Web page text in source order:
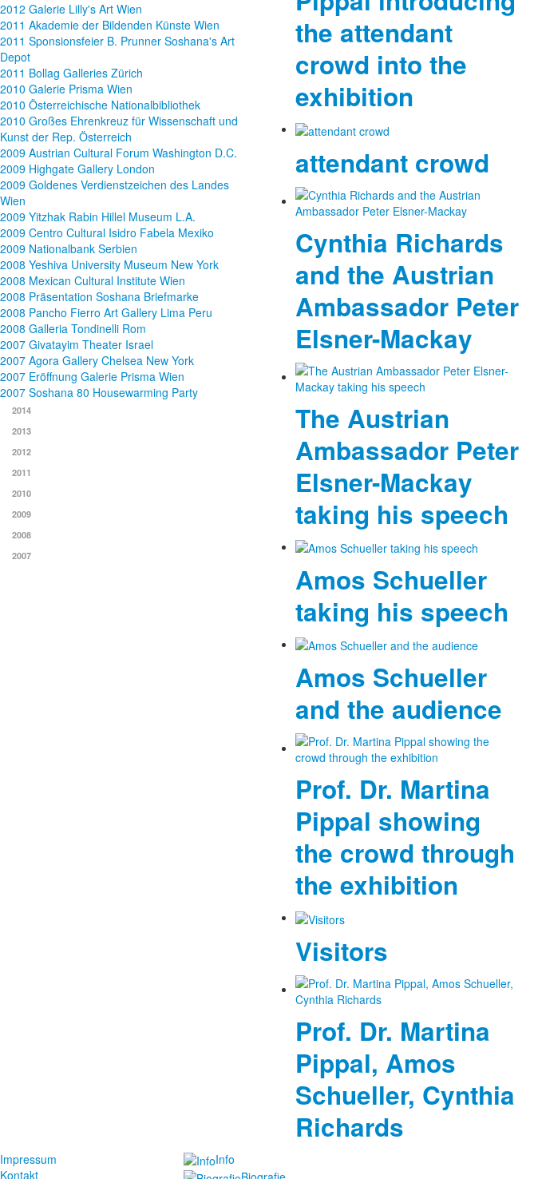
2012 Galerie Lilly's Art Wien
2011 Akademie der Bildenden Künste Wien
2011 Sponsionsfeier B. Prunner Soshana's Art
Depot
2011 Bollag Galleries Zürich
2010 Galerie Prisma Wien
2010 Österreichische Nationalbibliothek
2010 Großes Ehrenkreuz für Wissenschaft und
Kunst der Rep. Österreich
2009 Austrian Cultural Forum Washington D.C.
2009 Highgate Gallery London
2009 Goldenes Verdienstzeichen des Landes
Wien
2009 Yitzhak Rabin Hillel Museum L.A.
2009 Centro Cultural Isidro Fabela Mexiko
2009 Nationalbank Serbien
2008 Yeshiva University Museum New York
2008 Mexican Cultural Institute Wien
2008 Präsentation Soshana Briefmarke
2008 Pancho Fierro Art Gallery Lima Peru
2008 Galleria Tondinelli Rom
2007 Givatayim Theater Israel
2007 Agora Gallery Chelsea New York
2007 Eröffnung Galerie Prisma Wien
2007 Soshana 80 Housewarming Party
2014
2013
2012
2011
2010
2009
2008
2007
the attendant
crowd into the
exhibition
attendant crowd
Cynthia Richards
and the Austrian
Ambassador Peter
Elsner-Mackay
The Austrian
Ambassador Peter
Elsner-Mackay
taking his speech
Amos Schueller
taking his speech
Amos Schueller
and the audience
Prof. Dr. Martina
Pippal showing
the crowd through
the exhibition
Visitors
Prof. Dr. Martina
Pippal, Amos
Schueller, Cynthia
Richards
Impressum
Kontakt
Info